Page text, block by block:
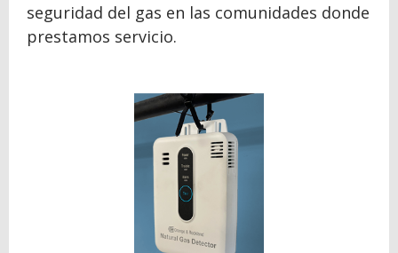
seguridad del gas en las comunidades donde
prestamos servicio.